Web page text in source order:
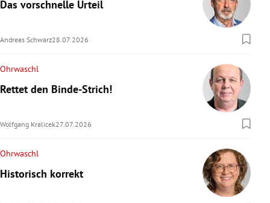
Das vorschnelle Urteil
Andreas Schwarz28.07.2026
Ohrwaschl
Rettet den Binde-Strich!
Wolfgang Kralicek27.07.2026
Ohrwaschl
Historisch korrekt